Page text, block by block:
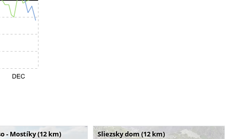
- Mostíky (12 km) Sliezsky dom (12 km)